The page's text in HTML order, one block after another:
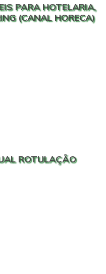
PARA HOTELARIA,
(CANAL HORECA)
ROTULAÇÃO